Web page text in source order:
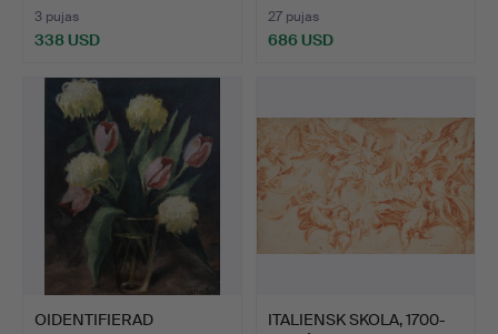
3 pujas
338 USD
27 pujas
686 USD
OIDENTIFIERAD
ITALIENSK SKOLA, 1700-